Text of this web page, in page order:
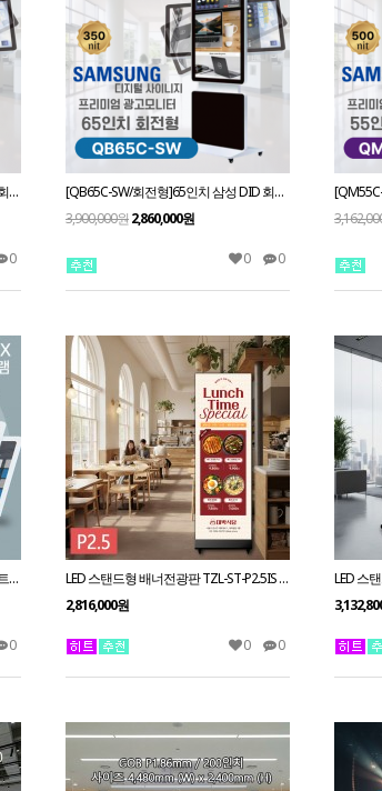
[QM65C-SW/회전형]65인치 삼성 DID 회전형 광고용모니터/ 삼성디지털사이니지 키오스크
0
[QB65C-SW/회전형]65인치 삼성 DID 회전형 광고용모니터/ 삼성디지털사이니지 키오스크
3,900,000원2,860,000원
0 0
[RK3328]올인원 광고용 디스플레이 컨트롤보드 옥타코어 안드로이드 셋탑박스
0
LED 스탠드형 배너전광판 TZL-ST-P2.5IS / 2.5mm 전화문의1599-0479
2,816,000원
0 0